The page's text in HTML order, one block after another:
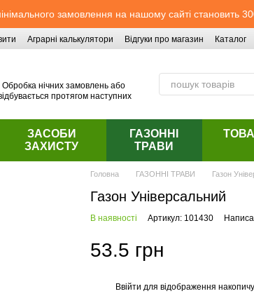
замовлення на нашому сайті становить
Аграрні калькулятори Відгуки про магазин
Каталог
нічних замовлень або
протягом наступних
ЗАСОБИ
ЗАХИСТУ
ГАЗОННІ
ТРАВИ
Головна ГАЗОННІ ТРАВИ Газон
Газон Універсальний
В наявності Артикул: 101430
53.5 грн
Ввійти для відображення